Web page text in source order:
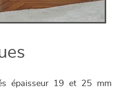
épaisseur 19 et 25